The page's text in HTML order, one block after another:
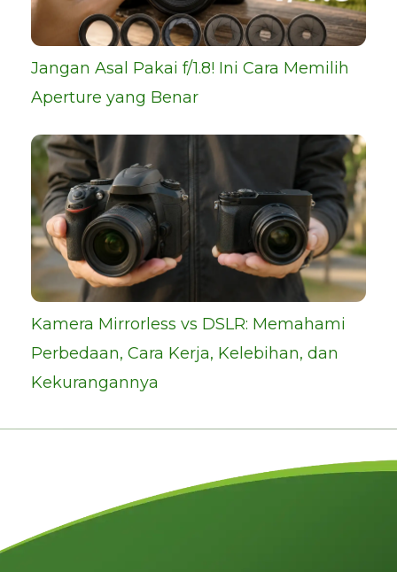
Jangan Asal Pakai f/1.8! Ini Cara Memilih
Aperture yang Benar
Kamera Mirrorless vs DSLR: Memahami
Perbedaan, Cara Kerja, Kelebihan, dan
Kekurangannya